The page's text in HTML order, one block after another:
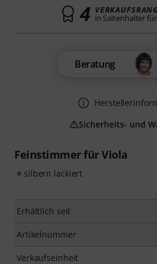
Feinstimmer für Viola
silbern lackiert
Erhältlich seit
Artikelnummer
Verkaufseinheit
4 in Saitenhalter
Beratung
Sicherheits- und